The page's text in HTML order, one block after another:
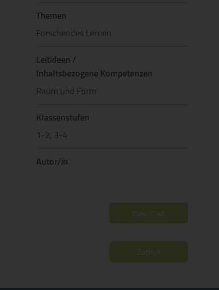
Themen
Forschendes Lernen
Leitideen /
Inhaltsbezogene Kompetenzen
Raum und Form
Klassenstufen
1-2, 3-4
Autor/in
Download
Zurück